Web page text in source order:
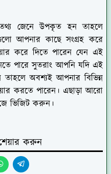
জেনে উপকৃত হন তাহলে
আপনার কাছে সংগ্রহ করে
করে দিতে পারেন যেন এই
পারে সুতরাং আপনি যদি এই
অবশ্যই আপনার বিভিন্ন
করতে পারেন। এছাড়া আরো
ভিজিট করুন।
করুন